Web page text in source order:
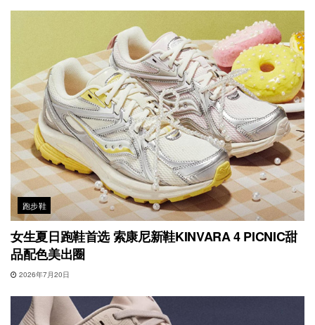
跑步鞋
女生夏日跑鞋首选 索康尼新鞋KINVARA 4 PICNIC甜
品配色美出圈
2026年7月20日